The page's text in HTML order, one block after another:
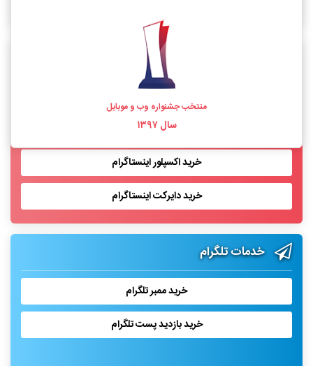
منتخب جشنواره وب و موبایل
سال ۱۳۹۷
خرید بازدید پست اینستاگرام
خرید اکسپلور اینستاگرام
خرید دایرکت اینستاگرام
خدمات تلگرام
خرید ممبر تلگرام
خرید بازدید پست تلگرام